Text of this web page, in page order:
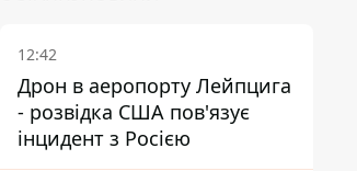
12:42
Дрон в аеропорту Лейпцига
- розвідка США пов'язує
інцидент з Росією